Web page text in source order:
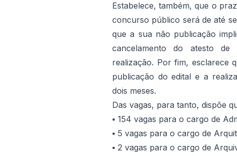
Estabelece, também, que o
concurso público será de até
que a sua não publicação
cancelamento do atesto de
realização. Por fim, esclarece
publicação do edital e a
dois meses.
Das vagas, para tanto, dispõe
▪️ 154 vagas para o cargo de
▪️ 5 vagas para o cargo de
▪️ 2 vagas para o cargo de